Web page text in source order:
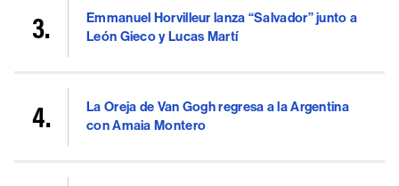
Emmanuel Horvilleur lanza “Salvador” junto a
León Gieco y Lucas Martí
La Oreja de Van Gogh regresa a la Argentina
con Amaia Montero